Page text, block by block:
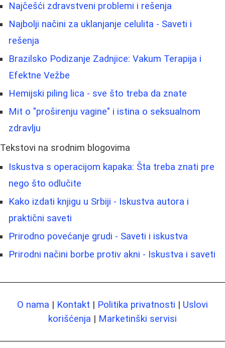
Najčešći zdravstveni problemi i rešenja
Najbolji načini za uklanjanje celulita - Saveti i
rešenja
Brazilsko Podizanje Zadnjice: Vakum Terapija i
Efektne Vežbe
Hemijski piling lica - sve što treba da znate
Mit o "proširenju vagine" i istina o seksualnom
zdravlju
Tekstovi na srodnim blogovima
Iskustva s operacijom kapaka: Šta treba znati pre
nego što odlučite
Kako izdati knjigu u Srbiji - Iskustva autora i
praktični saveti
Prirodno povećanje grudi - Saveti i iskustva
Prirodni načini borbe protiv akni - Iskustva i saveti
O nama | Kontakt | Politika privatnosti | Uslovi
korišćenja | Marketinški servisi